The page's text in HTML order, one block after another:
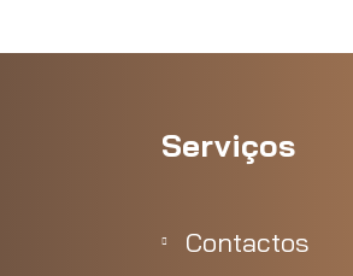
Serviços
Contactos